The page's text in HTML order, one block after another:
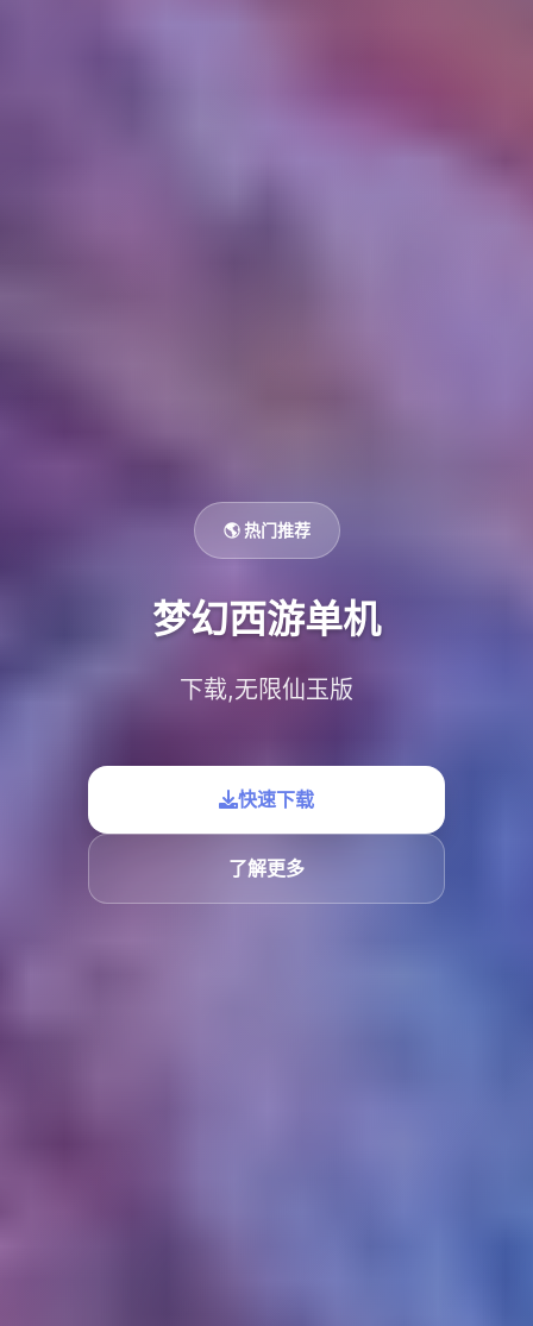
🌎 热门推荐
梦幻西游单机
下载,无限仙玉版
快速下载
了解更多